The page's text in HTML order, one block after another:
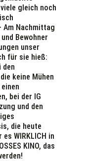
gleich noch
Am Nachmittag
Bewohner
unser
für sie hieß:
den
keine Mühen
bei der IG
und den
die heute
WIRKLICH in
KINO, das